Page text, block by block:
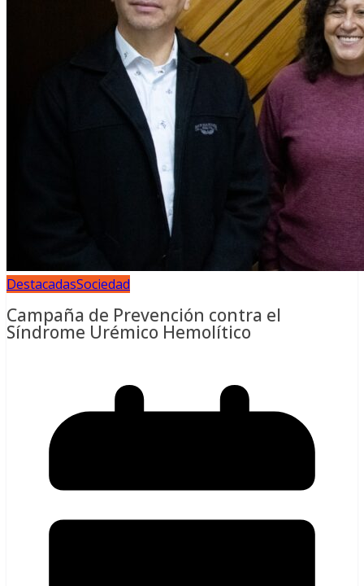
DestacadasSociedad
Campaña de Prevención contra el
Síndrome Urémico Hemolítico